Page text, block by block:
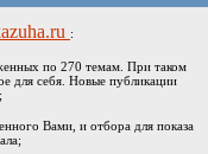
:
по 270 темам. При таком
для себя. Новые публикации
;
Вами, и отбора для показа